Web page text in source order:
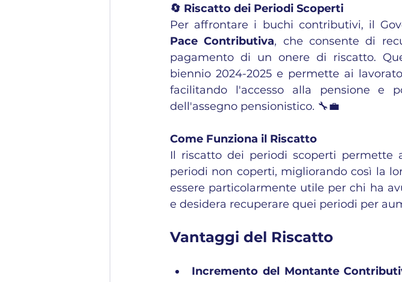
🔄 Riscatto dei Periodi Scoperti
Pace Contributiva, che consente di
pagamento di un onere di riscatto.
biennio 2024-2025 e permette ai
facilitando l'accesso alla pensione e
dell'assegno pensionistico. 🔧💼
Come Funziona il Riscatto
Il riscatto dei periodi scoperti
periodi non coperti, migliorando così la
essere particolarmente utile per chi ha
e desidera recuperare quei periodi per
Vantaggi del Riscatto
Incremento del Montante